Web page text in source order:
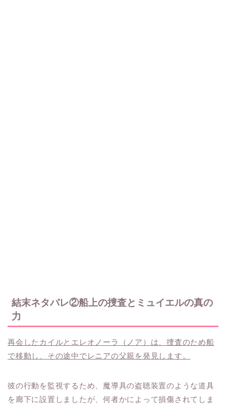
結末ネタバレ②船上の捜査とミュイエルの真の
力
再会したカイルとエレオノーラ（ノア）は、捜査のため船
で移動し、その途中でレニアの父親を発見します。
彼の行動を監視するため、魔導具の盗聴装置のような道具
を廊下に設置しましたが、何者かによって損傷されてしま